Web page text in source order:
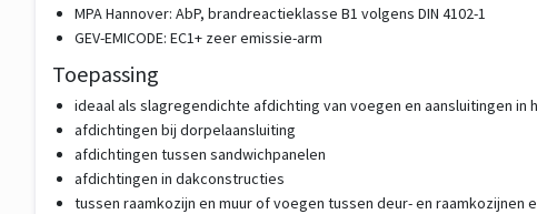
MPA Hannover: AbP, brandreactieklasse B1 volgens DIN 4102-1
GEV-EMICODE: EC1+ zeer emissie-arm
Toepassing
ideaal als slagregendichte afdichting van voegen en aansluitingen in
afdichtingen bij dorpelaansluiting
afdichtingen tussen sandwichpanelen
afdichtingen in dakconstructies
tussen raamkozijn en muur of voegen tussen deur- en raamkozijnen